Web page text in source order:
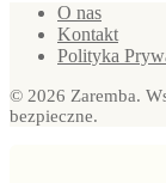
O nas
Kontakt
Polityka
© 2026 Zaremba.
bezpieczne.